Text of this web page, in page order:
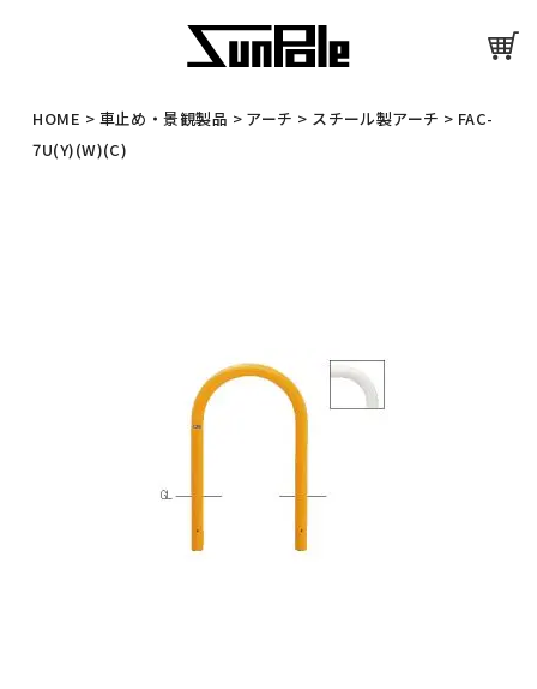
HOME > 車止め・景観製品 > アーチ > スチール製アーチ > FAC-
7U(Y)(W)(C)